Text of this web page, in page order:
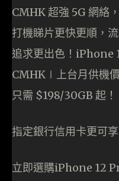
CMHK 超強 5G 網絡
打機睇片更快更順，
追求更出色！iPhone
CMHK∣上台月供機
只需 $198/30GB 起！
指定銀行信用卡更可
立即選購iPhone 12